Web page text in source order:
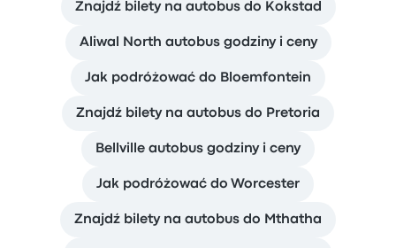
Znajdź bilety na autobus do Kokstad
Aliwal North autobus godziny i ceny
Jak podróżować do Bloemfontein
Znajdź bilety na autobus do Pretoria
Bellville autobus godziny i ceny
Jak podróżować do Worcester
Znajdź bilety na autobus do Mthatha